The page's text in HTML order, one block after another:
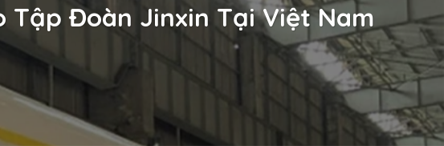
Tập Đoàn Jinxin Tại Việt Nam